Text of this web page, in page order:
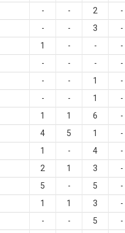
- - 2 -
- - 3 -
1 - - -
- - - -
- - 1 -
- - 1 -
1 1 6 -
4 5 1 -
1 - 4 -
2 1 3 -
5 - 5 -
1 1 3 -
- - 5 -